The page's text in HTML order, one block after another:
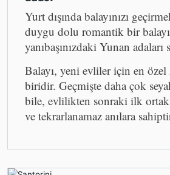
Yurt dışında balayınızı
duygu dolu romantik bir
yanıbaşınızdaki Yunan
Balayı, yeni evliler için en özel
biridir. Geçmişte daha çok
bile, evlilikten sonraki ilk ortak
ve tekrarlanamaz anılara